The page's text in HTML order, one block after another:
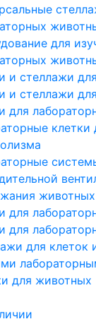
для
и стеллажи
и стеллажи
для
клетки
животных
для
для
для клеток
для животных